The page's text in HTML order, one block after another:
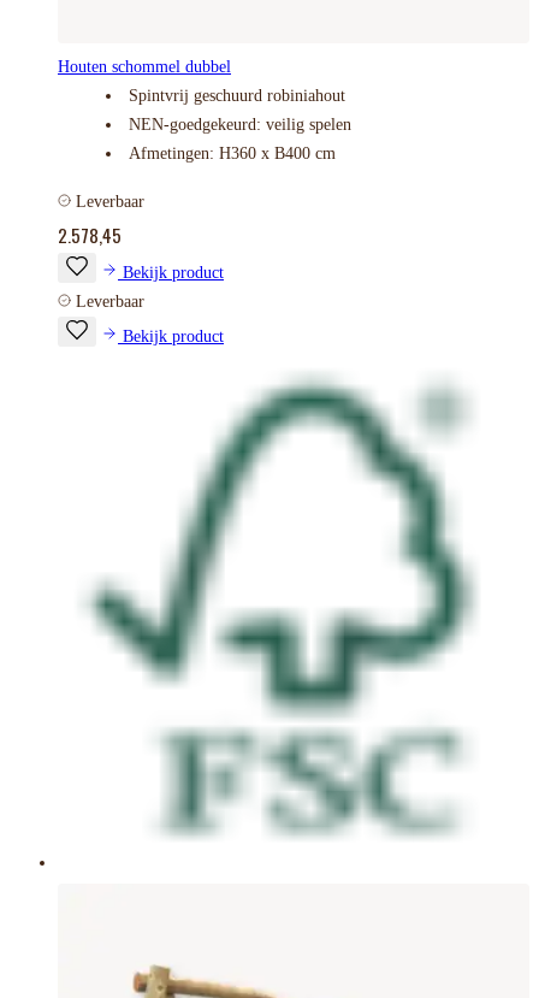
Houten schommel dubbel
Spintvrij geschuurd robiniahout
NEN-goedgekeurd: veilig spelen
Afmetingen: H360 x B400 cm
Leverbaar
2.578,45
Bekijk product
Leverbaar
Bekijk product